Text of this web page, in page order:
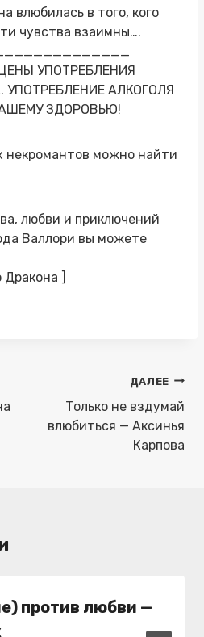
влюбилась в того, кого
чувства взаимны….
УПОТРЕБЛЕНИЯ
УПОТРЕБЛЕНИЕ АЛКОГОЛЯ
ЗДОРОВЬЮ!
некромантов можно найти
любви и приключений
Валлори вы можете
Дракона ]
ДАЛЕЕ
Только не вздумай
влюбиться — Аксинья
Карпова
против любви —